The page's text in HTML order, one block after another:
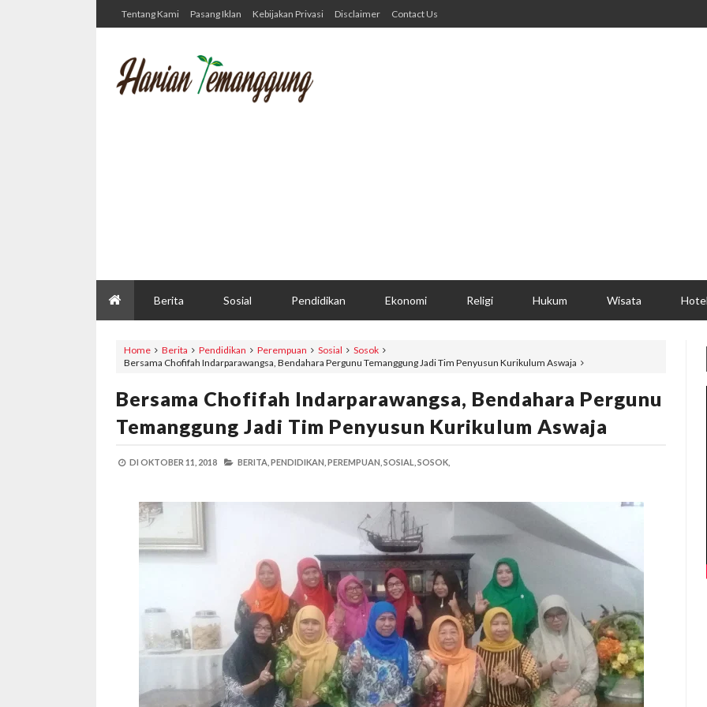
Tentang Kami Pasang Iklan Kebijakan Privasi Disclaimer Contact Us
Berita Sosial Pendidikan Ekonomi Religi Hukum Wisata Hotel
Home Berita Pendidikan Perempuan Sosial
Sosok
Bersama Chofifah Indarparawangsa, Bendahara Pergunu Temanggung Jadi Tim Penyusun Kurikulum Aswaja
Bersama Chofifah Indarparawangsa, Bendahara Pergunu
Temanggung Jadi Tim Penyusun Kurikulum Aswaja
DI OKTOBER 11, 2018 BERITA, PENDIDIKAN, PEREMPUAN, SOSIAL, SOSOK,